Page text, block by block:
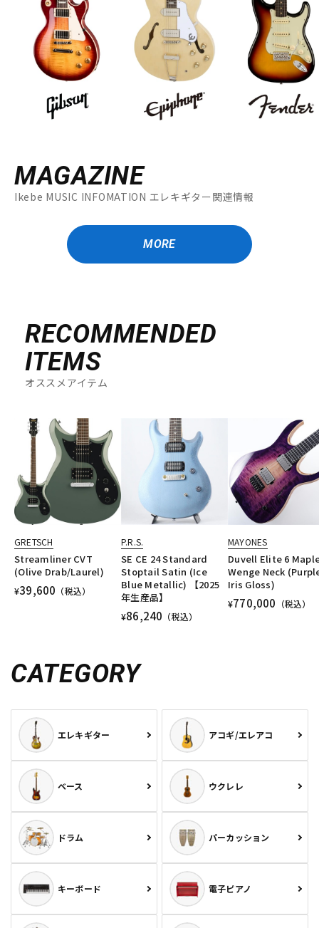
MAGAZINE
Ikebe MUSIC INFOMATION エレキギター関連情報
MORE
RECOMMENDED
ITEMS
オススメアイテム
GRETSCH
Streamliner CVT
(Olive Drab/Laurel)
¥39,600 （税込）
P.R.S.
SE CE 24 Standard
Stoptail Satin (Ice
Blue Metallic) 【2025
年生産品】
¥86,240 （税込）
MAYONES
Duvell Elite 6
Wenge Neck
Iris Gloss)
¥770,000 （税込）
CATEGORY
エレキギター アコギ/エレアコ
ベース ウクレレ
ドラム パーカッション
キーボード 電子ピアノ